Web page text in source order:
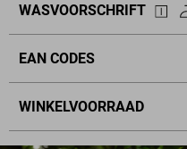
WASVOORSCHRIFT
EAN CODES
WINKELVOORRAAD